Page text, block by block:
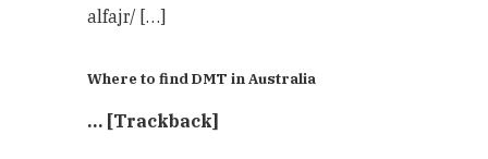
alfajr/ […]
Where to find DMT in Australia
… [Trackback]